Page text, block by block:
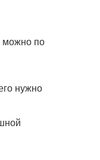
можно по
нужно